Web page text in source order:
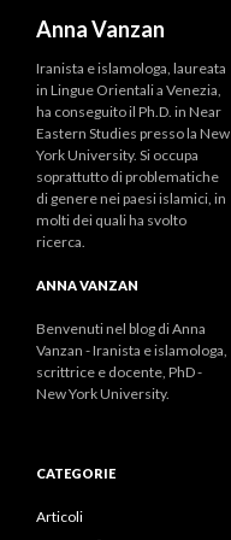
Anna Vanzan
Iranista e islamologa, laureata
in Lingue Orientali a Venezia,
ha conseguito il Ph.D. in Near
Eastern Studies presso la New
York University. Si occupa
soprattutto di problematiche
di genere nei paesi islamici, in
molti dei quali ha svolto
ricerca.
ANNA VANZAN
Benvenuti nel blog di Anna
Vanzan - Iranista e islamologa,
scrittrice e docente, PhD -
New York University.
CATEGORIE
Articoli